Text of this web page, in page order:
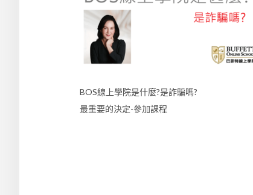
BOS線上學院是什麼?是詐騙嗎?
最重要的決定-參加課程